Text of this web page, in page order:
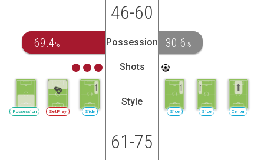
46-60
69.4% Possession 30.6 %
Shots
Side
SetPlay
Possession
Style
Side Side Center
61-75